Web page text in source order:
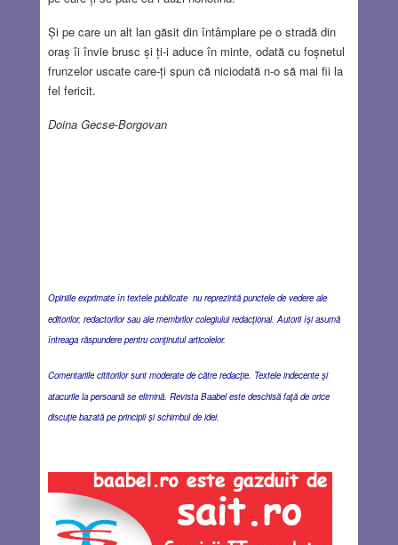
Și pe care un alt lan găsit din întâmplare pe o stradă din
oraș îi învie brusc și ți-i aduce în minte, odată cu foșnetul
frunzelor uscate care-ți spun că niciodată n-o să mai fii la
fel fericit.
Doina Gecse-Borgovan
Opiniile exprimate în textele publicate nu reprezintă punctele de vedere ale
editorilor, redactorilor sau ale membrilor colegiului redacţional. Autorii îşi asumă
întreaga răspundere pentru conţinutul articolelor.
Comentariile cititorilor sunt moderate de către redacţie. Textele indecente şi
atacurile la persoană se elimină. Revista Baabel este deschisă faţă de orice
discuţie bazată pe principii şi schimbul de idei.